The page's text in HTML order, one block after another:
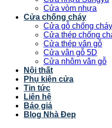
Cửa vòm nhựa
Cửa chống cháy
Cửa gỗ chống cháy
Cửa thép chống
Cửa thép vân gỗ
Cửa vân gỗ 5D
Cửa nhôm vân gỗ
Nội thất
Phụ kiện cửa
Tin tức
Liên hệ
Báo giá
Blog Nhà Đẹp